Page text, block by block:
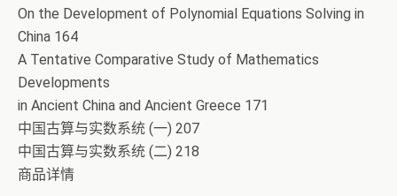
On the Development of Polynomial Equations Solving in
China 164
A Tentative Comparative Study of Mathematics
Developments
in Ancient China and Ancient Greece 171
中国古算与实数系统 (一) 207
中国古算与实数系统 (二) 218
商品详情